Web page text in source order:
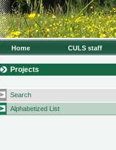
Home CULS staff
Projects
Search
Alphabetized List